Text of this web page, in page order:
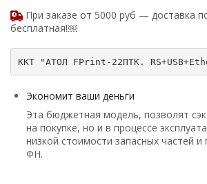
При заказе от 5000 руб — доставка
бесплатная!￼
Экономит ваши деньги
Эта бюджетная модель, позволят
на покупке, но и в процессе
низкой стоимости запасных частей и
ФН.